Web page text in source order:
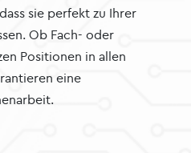
sie perfekt zu Ihrer
Ob Fach- oder
Positionen in allen
eine